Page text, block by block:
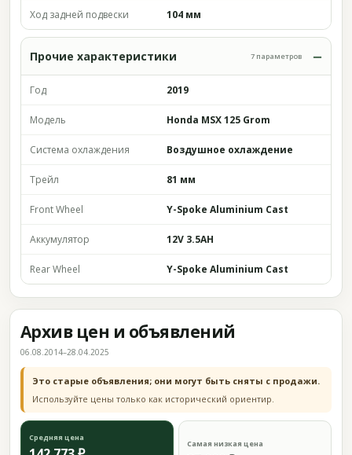
Ход задней подвески 104 мм
Прочие характеристики 7 параметров
Год 2019
Модель Honda MSX 125 Grom
Система охлаждения Воздушное охлаждение
Трейл 81 мм
Front Wheel Y-Spoke Aluminium Cast
Аккумулятор 12V 3.5AH
Rear Wheel Y-Spoke Aluminium Cast
Архив цен и объявлений
06.08.2014–28.04.2025
Это старые объявления; они могут быть сняты с продажи.
Используйте цены только как исторический ориентир.
Средняя цена
Самая низкая цена